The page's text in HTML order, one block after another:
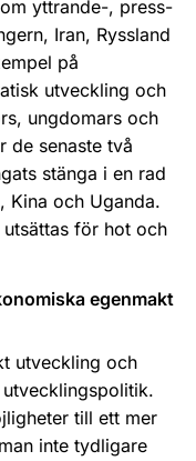
yttrande-, press-
Iran, Ryssland
på
utveckling och
ungdomars och
de senaste två
stänga i en rad
Kina och Uganda.
för hot och
egenmakt
utveckling och
till ett mer
inte tydligare